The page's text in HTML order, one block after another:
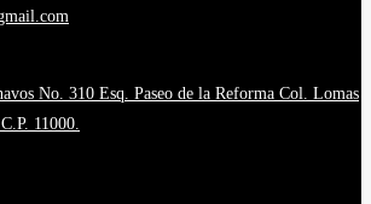
No. 310 Esq. Paseo de la Reforma Col. Lomas
11000.